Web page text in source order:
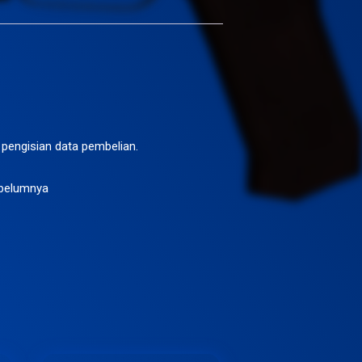
data pembelian.